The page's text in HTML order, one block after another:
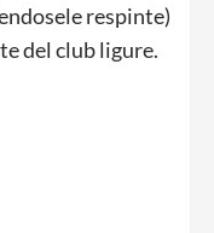
respinte)
del club ligure.